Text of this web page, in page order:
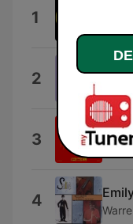
1
2
3
4